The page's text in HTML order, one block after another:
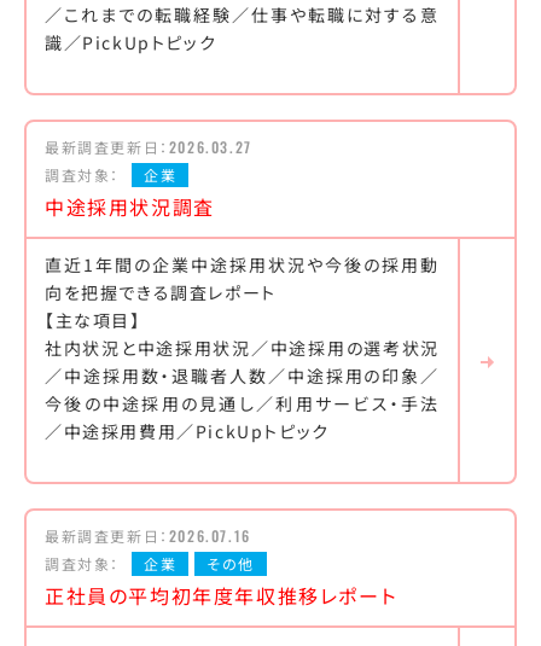
／これまでの転職経験／仕事や転職に対する意
識／PickUpトピック
最新調査更新日： 2026.03.27
調査対象：
企業
中途採用状況調査
直近1年間の企業中途採用状況や今後の採用動
向を把握できる調査レポート
【主な項目】
社内状況と中途採用状況／中途採用の選考状況
／中途採用数・退職者人数／中途採用の印象／
今後の中途採用の見通し／利用サービス・手法
／中途採用費用／PickUpトピック
最新調査更新日： 2026.07.16
調査対象：
企業 その他
正社員の平均初年度年収推移レポート